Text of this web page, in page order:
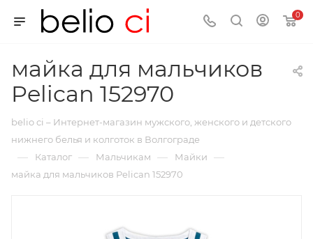
0
майка для мальчиков
Pelican 152970
belio ci – Интернет-магазин мужского, женского и детского
нижнего белья и колготок в Волгограде
— Каталог — Мальчикам — Майки —
майка для мальчиков Pelican 152970